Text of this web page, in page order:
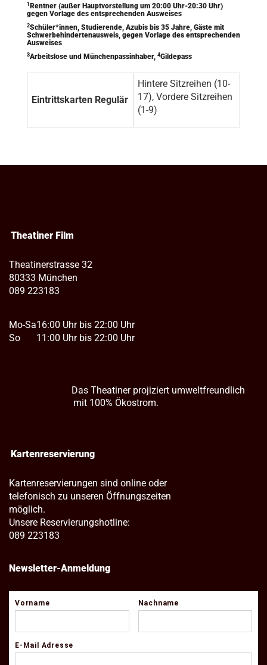
1 Rentner (außer Hauptvorstellung um 20:00 Uhr-20:30 Uhr)
gegen Vorlage des entsprechenden Ausweises
2Schüler*innen, Studierende, Azubis bis 35 Jahre, Gäste mit
Schwerbehindertenausweis, gegen Vorlage des entsprechenden
Ausweises
3Arbeitslose und Münchenpassinhaber, 4Gildepass
Eintrittskarten Regulär
Hintere Sitzreihen (10-
17), Vordere Sitzreihen
(1-9)
Theatiner Film
Theatinerstrasse 32
80333 München
089 223183
Mo-Sa
So
16:00 Uhr bis 22:00 Uhr
11:00 Uhr bis 22:00 Uhr
Das Theatiner projiziert umweltfreundlich
mit 100% Ökostrom.
Kartenreservierung
Kartenreservierungen sind online oder
telefonisch zu unseren Öffnungszeiten
möglich.
Unsere Reservierungshotline:
089 223183
Newsletter-Anmeldung